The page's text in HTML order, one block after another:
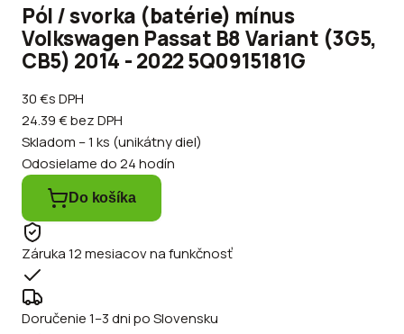
Pól / svorka (batérie) mínus
Volkswagen Passat B8 Variant (3G5,
CB5) 2014 - 2022 5Q0915181G
30 €s DPH
24.39 €bez DPH
Skladom – 1 ks (unikátny diel)
Odosielame do 24 hodín
Do košíka
Záruka 12 mesiacov na funkčnosť
Doručenie 1–3 dni po Slovensku